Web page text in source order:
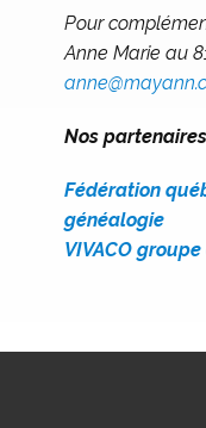
Pour
Anne Marie au
Nos partenaires
Fédération
généalogie
VIVACO